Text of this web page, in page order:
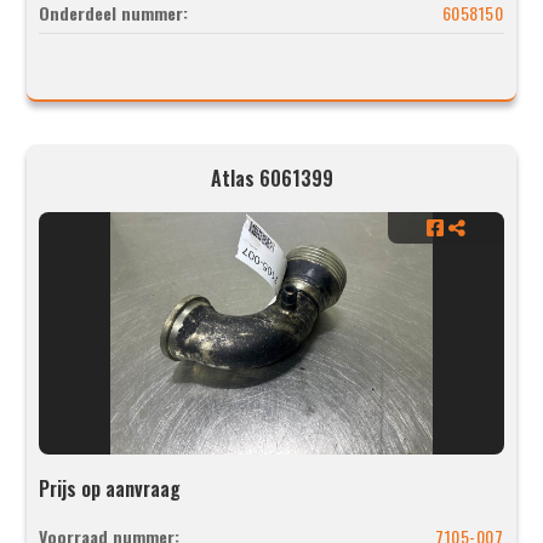
Onderdeel nummer: 6058150
Atlas 6061399
Prijs op aanvraag
Voorraad nummer: 7105-007